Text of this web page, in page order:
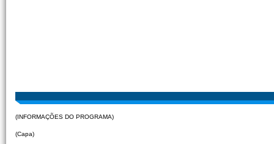
(INFORMAÇÕES DO PROGRAMA)
(Capa)